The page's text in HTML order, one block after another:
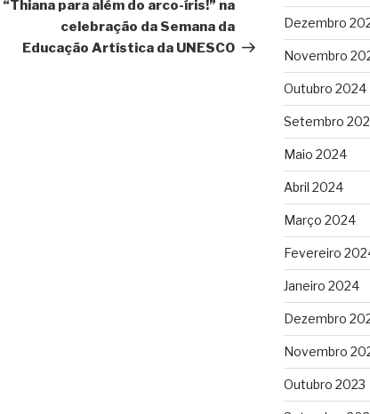
“Thiana para além do arco-íris!” na
celebração da Semana da
Educação Artística da UNESCO
Dezembro
Novembro
Outubro 2024
Setembro
Maio 2024
Abril 2024
Março 2024
Fevereiro
Janeiro 2024
Dezembro
Novembro
Outubro 2023